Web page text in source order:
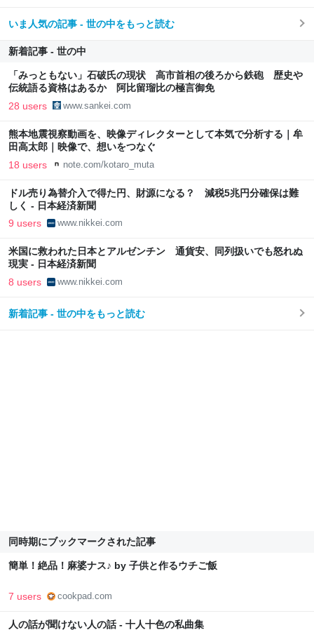
いま人気の記事 - 世の中をもっと読む
新着記事 - 世の中
「みっともない」石破氏の現状 高市首相の後ろから鉄砲 歴史や
伝統語る資格はあるか 阿比留瑠比の極言御免
28 users www.sankei.com
熊本地震視察動画を、映像ディレクターとして本気で分析する｜牟
田高太郎｜映像で、想いをつなぐ
18 users note.com/kotaro_muta
ドル売り為替介入で得た円、財源になる？ 減税5兆円分確保は難
しく - 日本経済新聞
9 users www.nikkei.com
米国に救われた日本とアルゼンチン 通貨安、同列扱いでも怒れぬ
現実 - 日本経済新聞
8 users www.nikkei.com
新着記事 - 世の中をもっと読む
同時期にブックマークされた記事
簡単！絶品！麻婆ナス♪ by 子供と作るウチご飯
7 users cookpad.com
人の話が聞けない人の話 - 十人十色の私曲集